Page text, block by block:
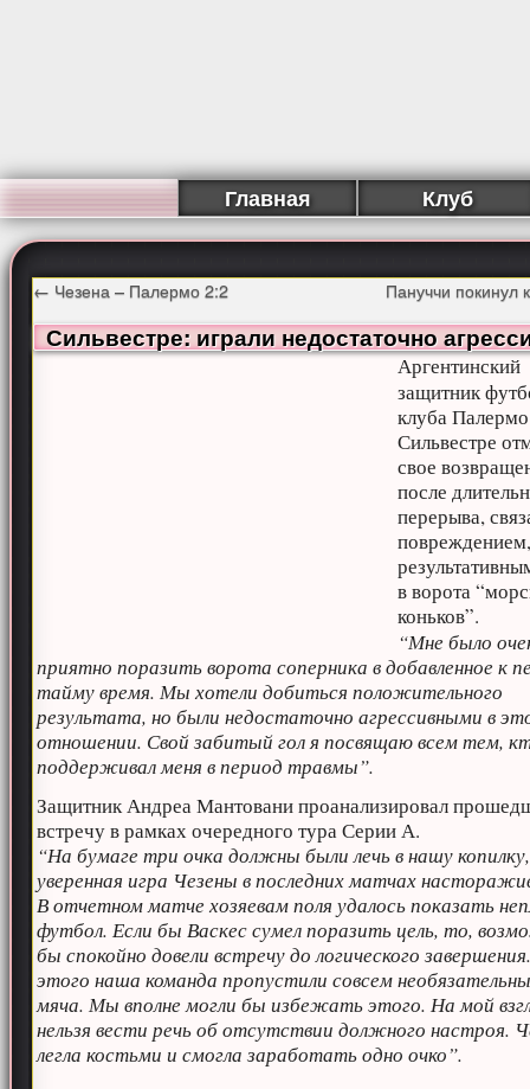
Главная Клуб
← Чезена – Палермо 2:2 Пануччи покинул
Сильвестре: играли недостаточно
Аргентинский
защитник
клуба
Сильвестре
свое
после
перерыва,
в ворота
коньков”.
“Мне было
приятно поразить ворота соперника в добавленное к
тайму время. Мы хотели добиться положительного
результата, но были недостаточно агрессивными в
отношении. Свой забитый гол я посвящаю всем тем,
поддерживал меня в период травмы”.
Защитник Андреа Мантовани проанализировал
встречу в рамках очередного тура Серии А.
“На бумаге три очка должны были лечь в нашу
уверенная игра Чезены в последних матчах
В отчетном матче хозяевам поля удалось показать
футбол. Если бы Васкес сумел поразить цель, то,
бы спокойно довели встречу до логического
этого наша команда пропустили совсем
мяча. Мы вполне могли бы избежать этого. На мой
нельзя вести речь об отсутствии должного настроя.
легла костьми и смогла заработать одно очко”.